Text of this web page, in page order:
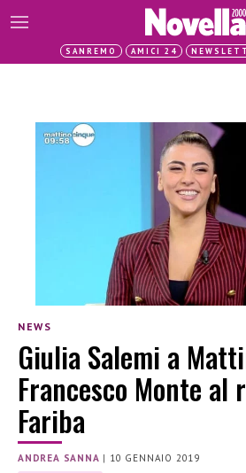
SANREMO AMICI 24
NEWS
Giulia Salemi a
Francesco Monte al
Fariba
ANDREA SANNA | 10 GENNAIO 2019